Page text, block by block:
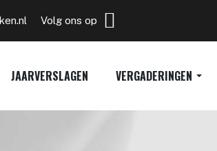
Volg ons op
JAARVERSLAGEN VERGADERINGEN